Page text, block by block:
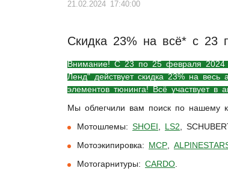
21.02.2024 17:40:00
Скидка 23% на всё* с 23
Внимание! С 23 по 25 февраля 2024
Ленд" действует скидка 23% на весь
элементов тюнинга! Всё участвует в
Мы облегчили вам поиск по нашему
Мотошлемы: SHOEI LS2
Мотоэкипировка: MCP
Мотогарнитуры: CARDO